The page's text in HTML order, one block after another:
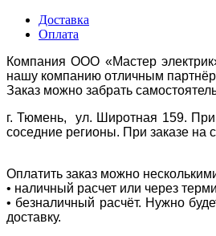
Доставка
Оплата
Компания ООО «Мастер
нашу компанию отличным
Заказ можно забрать
г. Тюмень, ул. Широтная 159. При
соседние регионы. При заказе на
Оплатить заказ можно
• наличный расчет или через
• безналичный расчёт. Нужно
доставку.